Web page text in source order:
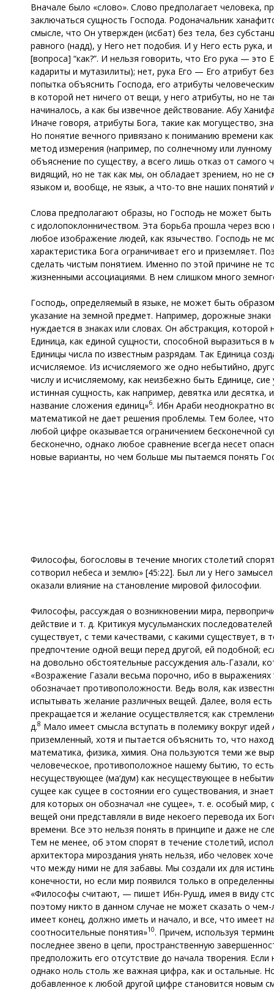
Вначале было «слово». Слово предполагает
заключаться сущность Господа. Родоначальник
смысле, что Он утвержден (исбат) без тела, без
равного (надд), у Него нет подобия. И у Него есть
[вопроса] “как?”. И нельзя говорить, что Его рука —
кадариты и мутазилиты); нет, рука Его — Его атрибут без
попытка объяснить Господа, его атрибуты
в которой нет ничего от вещи, у него атрибуты, но не
начиналось, а как бы извечное действование. Абу
Иначе говоря, атрибуты Бога, такие как могущество,
Но понятие вечного привязано к пониманию времени
метод измерения (например, по солнечному или
объяснение по существу, а всего лишь отказ от самого
видящий, но не так как мы, он обладает зрением, но не
языком и, вообще, не язык, а что-то вне наших понятий
Слова предполагают образы, но Господь не может
с идолопоклонничеством. Эта борьба прошла через
любое изображение людей, как язычество. Господь не
характеристика Бога ограничивает его и приземляет.
сделать чистым понятием. Именно по этой причине не
жизненными ассоциациями. В нем слишком много
Господь, определяемый в языке, не может быть
указание на земной предмет. Например, дорожные
нуждается в знаках или словах. Он абстракция,
Единица, как единой сущности, способной выразиться
Единицы числа по известным разрядам. Так Единица
исчисляемое. Из исчисляемого же одно небытийно,
числу и исчисляемому, как неизбежно быть Единице,
истинная сущность, как например, девятка или
название сложения единиц»6. Ибн Араби неоднократно
математикой не дает решения проблемы. Тем более,
любой цифре оказывается ограничением бесконечной
бесконечно, однако любое сравнение всегда несет
новые варианты, но чем больше мы пытаемся понять
Философы, богословы в течение многих столетий
сотворил небеса и землю» [45:22]. Был ли у Него
оказали влияние на становление мировой философии.
Философы, рассуждая о возникновении мира,
действие и т. д. Критикуя мусульманских
существует, с теми качествами, с какими существует,
предпочтение одной вещи перед другой, ей подобной;
на довольно обстоятельные рассуждения аль-Газали,
«Возражение Газали весьма порочно, ибо в
обозначает противоположности. Ведь воля, как
испытывать желание различных вещей. Далее, воля
прекращается и желание осуществляется; как
д.8 Мало имеет смысла вступать в полемику вокруг
приземленный, хотя и пытается объяснить то, что
математика, физика, химия. Она пользуются теми же
человеческое, противоположное нашему бытию, то
несуществующее (ма‘дум) как несуществующее в
сущее как сущее в состоянии его существования, и
для которых он обозначал «не сущее», т. е. особый
вещей они представляли в виде некоего перевода их
времени. Все это нельзя понять в принципе и даже не
Тем не менее, об этом спорят в течение столетий,
архитектора мироздания унять нельзя, ибо человек
что между ними не для забавы. Мы создали их для
конечности, но если мир появился только в
«Философы считают, — пишет Ибн-Рушд, имея в виду
поэтому никто в данном случае не может сказать о
имеет конец, должно иметь и начало, и все, что имеет
соотносительные понятия»10. Причем, используя
последнее звено в цепи, пространственную
предположить его отсутствие до начала творения.
однако ноль столь же важная цифра, как и остальные.
добавленное к любой другой цифре становится новым